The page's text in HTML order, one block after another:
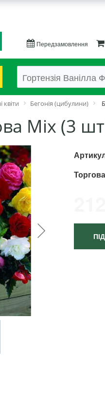
Передзамовлення
квіти Бегонія (цибулини)
Міх (3